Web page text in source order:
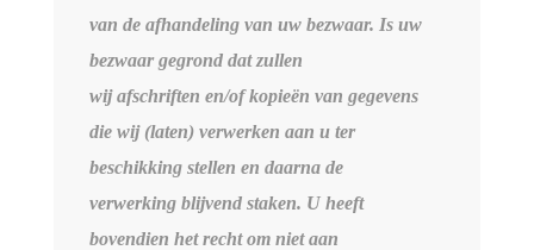
van de afhandeling van uw bezwaar. Is uw
bezwaar gegrond dat zullen
wij afschriften en/of kopieën van gegevens
die wij (laten) verwerken aan u ter
beschikking stellen en daarna de
verwerking blijvend staken. U heeft
bovendien het recht om niet aan